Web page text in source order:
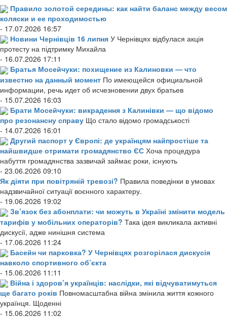
Правило золотой середины: как найти баланс между весом
коляски и ее проходимостью
- 17.07.2026 16:57
Новини Чернівців 16 липня У Чернівцях відбулася акція
протесту на підтримку Михайла
- 16.07.2026 17:11
Братья Мосейчуки: похищение из Калиновки — что
известно на данный момент По имеющейся официальной
информации, речь идет об исчезновении двух братьев
- 15.07.2026 16:03
Брати Мосейчуки: викрадення з Калинівки — що відомо
про резонансну справу Що стало відомо громадськості
- 14.07.2026 16:01
Другий паспорт у Європі: де українцям найпростіше та
найшвидше отримати громадянство ЄС Хоча процедура
набуття громадянства зазвичай займає роки, існують
- 23.06.2026 09:10
Як діяти при повітряній тревозі? Правила поведінки в умовах
надзвичайної ситуації воєнного характеру.
- 19.06.2026 19:02
Зв’язок без абонплати: чи можуть в Україні змінити модель
тарифів у мобільних операторів? Така ідея викликала активні
дискусії, адже нинішня система
- 17.06.2026 11:24
Басейн чи парковка? У Чернівцях розгорілася дискусія
навколо спортивного об’єкта
- 15.06.2026 11:11
Війна і здоров’я українців: наслідки, які відчуватимуться
ще багато років Повномасштабна війна змінила життя кожного
українця. Щоденні
- 15.06.2026 11:02